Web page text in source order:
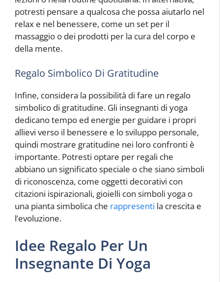
potresti pensare a qualcosa che possa aiutarlo nel
relax e nel benessere, come un set per il
massaggio o dei prodotti per la cura del corpo e
della mente.
Regalo Simbolico Di Gratitudine
Infine, considera la possibilità di fare un regalo
simbolico di gratitudine. Gli insegnanti di yoga
dedicano tempo ed energie per guidare i propri
allievi verso il benessere e lo sviluppo personale,
quindi mostrare gratitudine nei loro confronti è
importante. Potresti optare per regali che
abbiano un significato speciale o che siano simboli
di riconoscenza, come oggetti decorativi con
citazioni ispirazionali, gioielli con simboli yoga o
una pianta simbolica che rappresenti la crescita e
l’evoluzione.
Idee Regalo Per Un
Insegnante Di Yoga